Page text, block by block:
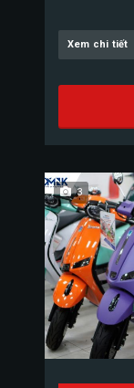
Xem chi tiết
3